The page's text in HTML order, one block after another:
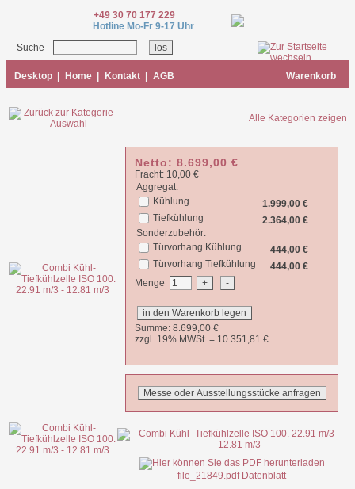
+49 30 70 177 229
Hotline Mo-Fr 9-17 Uhr
Suche
Desktop Home Kontakt AGB Warenkorb
Alle Kategorien zeigen
Netto: 8.699,00 €
Fracht: 10,00 €
Aggregat:
Kühlung
1.999,00 €
Tiefkühlung
2.364,00 €
Sonderzubehör:
Türvorhang Kühlung
444,00 €
Türvorhang Tiefkühlung
444,00 €
Menge
Summe: 8.699,00 €
zzgl. 19% MWSt. = 10.351,81 €
file_21849.pdf Datenblatt